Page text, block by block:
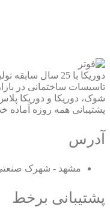
دوریکا با 25 سال
شوک، دوریکا و دوریکا
پشتیبانی همه روزه
آدرس
مشهد - شهرک
پشتیبانی برخط